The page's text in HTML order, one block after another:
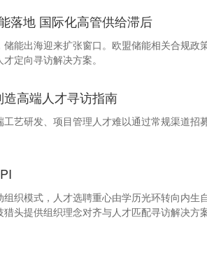
落地 国际化高管供给滞后
能出海迎来扩张窗口。欧盟储能相关合规政
定向寻访解决方案。
高端人才寻访指南
艺研发、项目管理人才难以通过常规渠道
织模式，人才选聘重心由学历光环转向内
头提供组织理念对齐与人才匹配寻访解决方案